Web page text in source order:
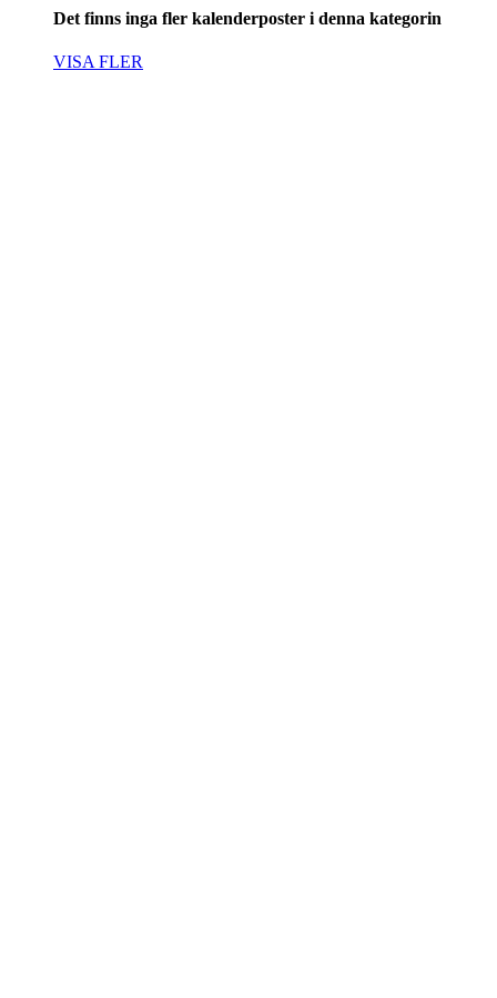
Det finns inga fler kalenderposter i denna kategorin
VISA FLER